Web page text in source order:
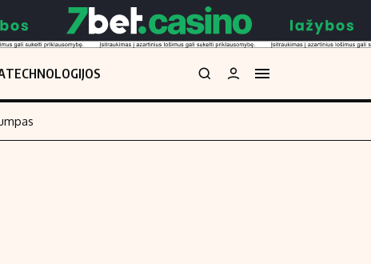
TECHNOLOGIJOS